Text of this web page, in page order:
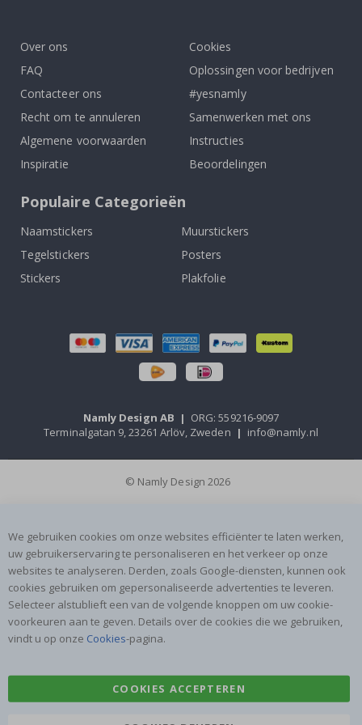
Over ons
FAQ
Contacteer ons
Recht om te annuleren
Algemene voorwaarden
Inspiratie
Cookies
Oplossingen voor bedrijven
#yesnamly
Samenwerken met ons
Instructies
Beoordelingen
Populaire Categorieën
Naamstickers
Muurstickers
Tegelstickers
Posters
Stickers
Plakfolie
Namly Design AB | ORG: 559216-9097
Terminalgatan 9, 23261 Arlöv, Zweden | info@namly.nl
© Namly Design 2026
We gebruiken cookies om onze websites efficiënter te laten werken,
uw gebruikerservaring te personaliseren en het verkeer op onze
websites te analyseren. Derden, zoals Google-diensten, kunnen ook
cookies gebruiken om gepersonaliseerde advertenties te leveren.
Selecteer alstublieft een van de volgende knoppen om uw cookie-
voorkeuren aan te geven. Details over de cookies die we gebruiken,
vindt u op onze Cookies-pagina.
COOKIES ACCEPTEREN